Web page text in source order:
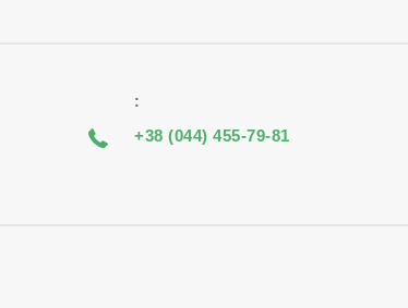
:
+38 (044) 455-79-81